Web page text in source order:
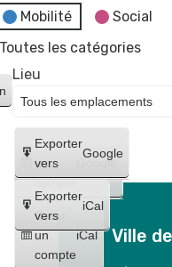
Mobilité
Social
Toutes les catégories
Créer
un
compte
Google
Créer
un
compte
iCal
Exporter
vers
Google
Exporter
vers
iCal
Lieu
Ville